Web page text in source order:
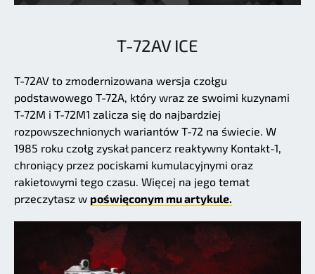
T-72AV ICE
T-72AV to zmodernizowana wersja czołgu
podstawowego T-72A, który wraz ze swoimi kuzynami
T-72M i T-72M1 zalicza się do najbardziej
rozpowszechnionych wariantów T-72 na świecie. W
1985 roku czołg zyskał pancerz reaktywny Kontakt-1,
chroniący przez pociskami kumulacyjnymi oraz
rakietowymi tego czasu. Więcej na jego temat
przeczytasz w poświęconym mu artykule.